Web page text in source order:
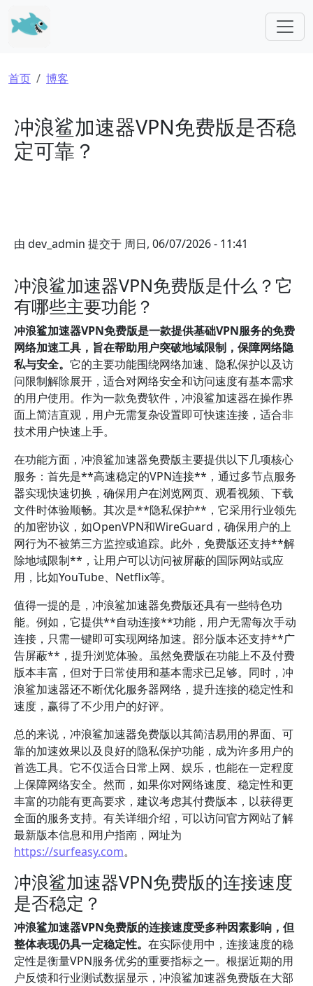
面包屑
首页 博客
冲浪鲨加速器VPN免费版是否稳
定可靠？
由 dev_admin 提交于 周日, 06/07/2026 - 11:41
冲浪鲨加速器VPN免费版是什么？它
有哪些主要功能？
冲浪鲨加速器VPN免费版是一款提供基础VPN服务的免费
网络加速工具，旨在帮助用户突破地域限制，保障网络隐
私与安全。 它的主要功能围绕网络加速、隐私保护以及访
问限制解除展开，适合对网络安全和访问速度有基本需求
的用户使用。作为一款免费软件，冲浪鲨加速器在操作界
面上简洁直观，用户无需复杂设置即可快速连接，适合非
技术用户快速上手。
在功能方面，冲浪鲨加速器免费版主要提供以下几项核心
服务：首先是**高速稳定的VPN连接**，通过多节点服务
器实现快速切换，确保用户在浏览网页、观看视频、下载
文件时体验顺畅。其次是**隐私保护**，它采用行业领先
的加密协议，如OpenVPN和WireGuard，确保用户的上
网行为不被第三方监控或追踪。此外，免费版还支持**解
除地域限制**，让用户可以访问被屏蔽的国际网站或应
用，比如YouTube、Netflix等。
值得一提的是，冲浪鲨加速器免费版还具有一些特色功
能。例如，它提供**自动连接**功能，用户无需每次手动
连接，只需一键即可实现网络加速。部分版本还支持**广
告屏蔽**，提升浏览体验。虽然免费版在功能上不及付费
版本丰富，但对于日常使用和基本需求已足够。同时，冲
浪鲨加速器还不断优化服务器网络，提升连接的稳定性和
速度，赢得了不少用户的好评。
总的来说，冲浪鲨加速器免费版以其简洁易用的界面、可
靠的加速效果以及良好的隐私保护功能，成为许多用户的
首选工具。它不仅适合日常上网、娱乐，也能在一定程度
上保障网络安全。然而，如果你对网络速度、稳定性和更
丰富的功能有更高要求，建议考虑其付费版本，以获得更
全面的服务支持。有关详细介绍，可以访问官方网站了解
最新版本信息和用户指南，网址为
https://surfeasy.com。
冲浪鲨加速器VPN免费版的连接速度
是否稳定？
冲浪鲨加速器VPN免费版的连接速度受多种因素影响，但
整体表现仍具一定稳定性。 在实际使用中，连接速度的稳
定性是衡量VPN服务优劣的重要指标之一。根据近期的用
户反馈和行业测试数据显示，冲浪鲨加速器免费版在大部